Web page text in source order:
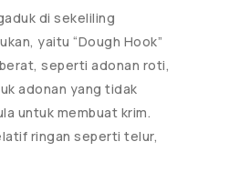
di sekeliling
yaitu “Dough Hook”
seperti adonan roti,
adonan yang tidak
untuk membuat krim.
ringan seperti telur,